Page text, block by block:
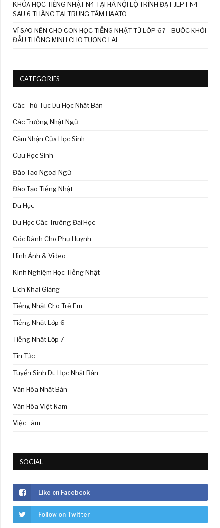
KHÓA HỌC TIẾNG NHẬT N4 TẠI HÀ NỘI LỘ TRÌNH ĐẠT JLPT N4
SAU 6 THÁNG TẠI TRUNG TÂM HAATO
VÌ SAO NÊN CHO CON HỌC TIẾNG NHẬT TỪ LỚP 6? – BƯỚC KHỞI
ĐẦU THÔNG MINH CHO TƯƠNG LAI
CATEGORIES
Các Thủ Tục Du Học Nhật Bản
Các Trường Nhật Ngữ
Cảm Nhận Của Học Sinh
Cựu Học Sinh
Đào Tạo Ngoại Ngữ
Đào Tạo Tiếng Nhật
Du Học
Du Học Các Trường Đại Học
Góc Dành Cho Phụ Huynh
Hình Ảnh & Video
Kinh Nghiệm Học Tiếng Nhật
Lịch Khai Giảng
Tiếng Nhật Cho Trẻ Em
Tiếng Nhật Lớp 6
Tiếng Nhật Lớp 7
Tin Tức
Tuyển Sinh Du Học Nhật Bản
Văn Hóa Nhật Bản
Văn Hóa Việt Nam
Việc Làm
SOCIAL
Like on Facebook
Follow on Twitter